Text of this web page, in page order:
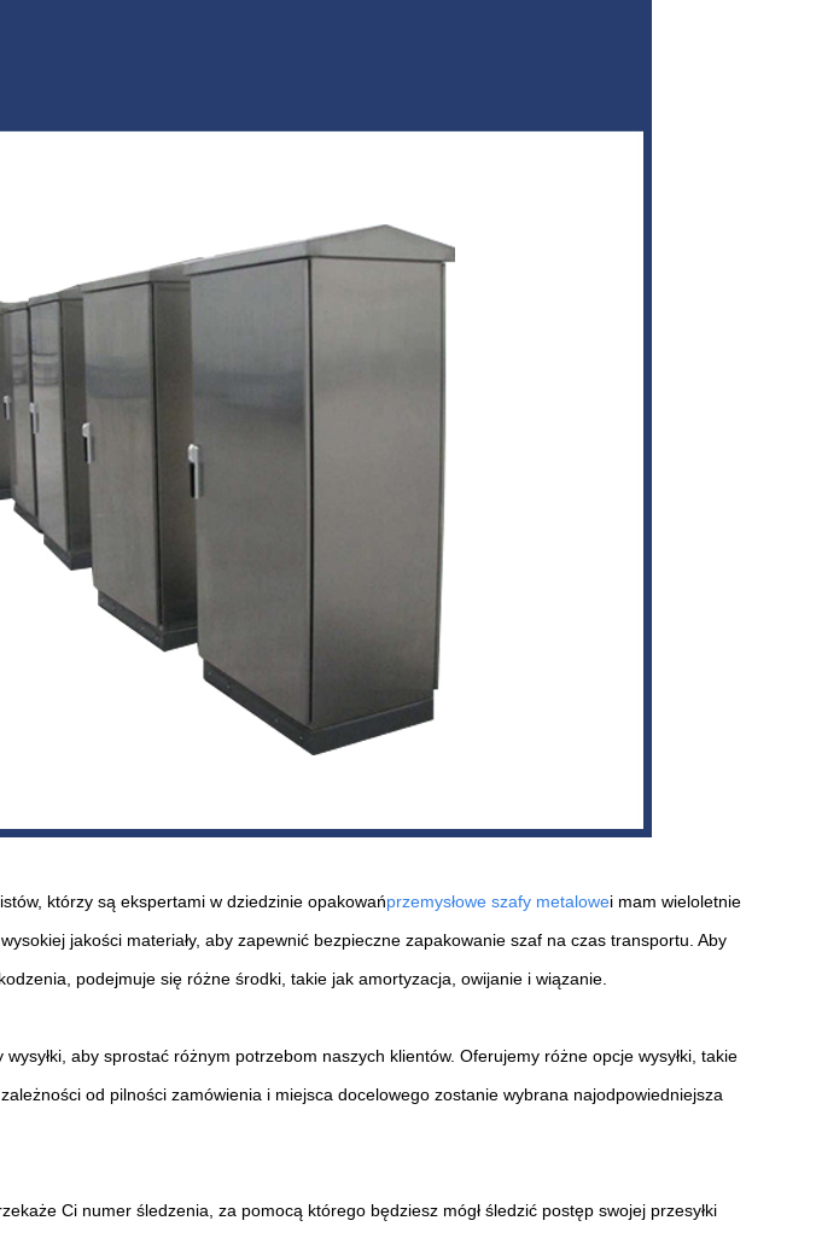
którzy są ekspertami w dziedzinie opakowańprzemysłowe szafy metalowei mam wieloletnie
jakości materiały, aby zapewnić bezpieczne zapakowanie szaf na czas transportu. Aby
podejmuje się różne środki, takie jak amortyzacja, owijanie i wiązanie.
aby sprostać różnym potrzebom naszych klientów. Oferujemy różne opcje wysyłki, takie
od pilności zamówienia i miejsca docelowego zostanie wybrana najodpowiedniejsza
Ci numer śledzenia, za pomocą którego będziesz mógł śledzić postęp swojej przesyłki